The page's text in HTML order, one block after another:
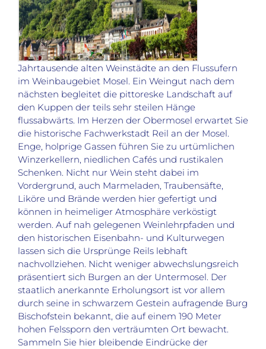
Jahrtausende alten Weinstädte an den Flussufern
im Weinbaugebiet Mosel. Ein Weingut nach dem
nächsten begleitet die pittoreske Landschaft auf
den Kuppen der teils sehr steilen Hänge
flussabwärts. Im Herzen der Obermosel erwartet Sie
die historische Fachwerkstadt Reil an der Mosel.
Enge, holprige Gassen führen Sie zu urtümlichen
Winzerkellern, niedlichen Cafés und rustikalen
Schenken. Nicht nur Wein steht dabei im
Vordergrund, auch Marmeladen, Traubensäfte,
Liköre und Brände werden hier gefertigt und
können in heimeliger Atmosphäre verköstigt
werden. Auf nah gelegenen Weinlehrpfaden und
den historischen Eisenbahn- und Kulturwegen
lassen sich die Ursprünge Reils lebhaft
nachvollziehen. Nicht weniger abwechslungsreich
präsentiert sich Burgen an der Untermosel. Der
staatlich anerkannte Erholungsort ist vor allem
durch seine in schwarzem Gestein aufragende Burg
Bischofstein bekannt, die auf einem 190 Meter
hohen Felssporn den verträumten Ort bewacht.
Sammeln Sie hier bleibende Eindrücke der